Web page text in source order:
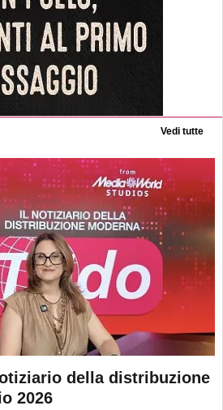
Vedi tutte
della distribuzione
2026